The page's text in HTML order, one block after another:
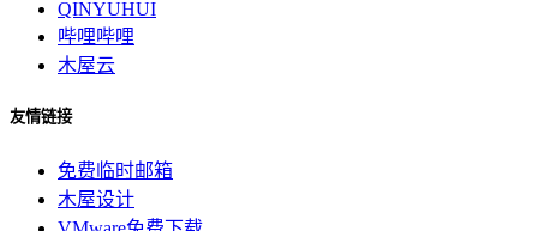
QINYUHUI
哔哩哔哩
木屋云
友情链接
免费临时邮箱
木屋设计